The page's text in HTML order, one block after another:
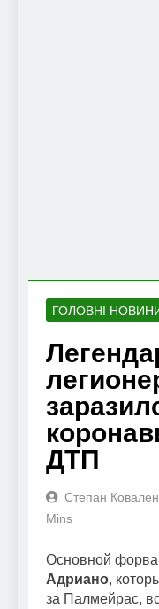
ГОЛОВНІ
ДТП
Степан
Mins
Основной
Адриано,
за Палмейрас,